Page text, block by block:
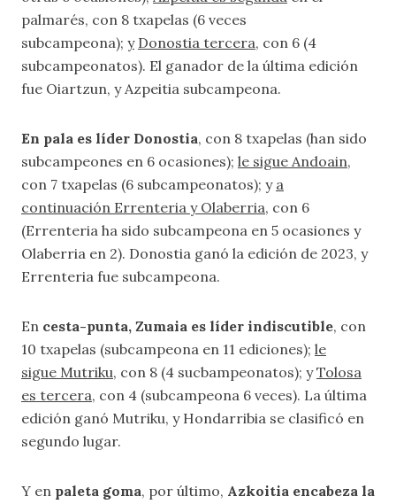
palmarés, con 8 txapelas (6 veces
subcampeona); y Donostia tercera, con 6 (4
subcampeonatos). El ganador de la última edición
fue Oiartzun, y Azpeitia subcampeona.
En pala es líder Donostia, con 8 txapelas (han sido
subcampeones en 6 ocasiones); le sigue Andoain,
con 7 txapelas (6 subcampeonatos); y a
continuación Errenteria y Olaberria, con 6
(Errenteria ha sido subcampeona en 5 ocasiones y
Olaberria en 2). Donostia ganó la edición de 2023, y
Errenteria fue subcampeona.
En cesta-punta, Zumaia es líder indiscutible, con
10 txapelas (subcampeona en 11 ediciones); le
sigue Mutriku, con 8 (4 sucbampeonatos); yTolosa
es tercera, con 4 (subcampeona 6 veces). La última
edición ganó Mutriku, y Hondarribia se clasificó en
segundo lugar.
Y en paleta goma, por último, Azkoitia encabeza la